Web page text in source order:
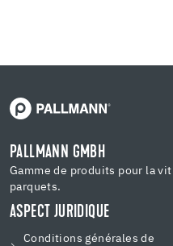
PALLMANN GMBH
Gamme de produits pour la
parquets.
ASPECT JURIDIQUE
Conditions générales de